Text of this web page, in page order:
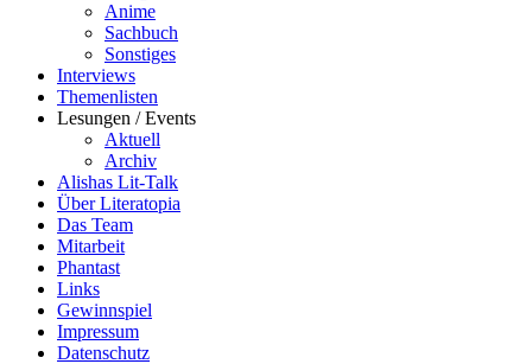
Anime
Sachbuch
Sonstiges
Interviews
Themenlisten
Lesungen / Events
Aktuell
Archiv
Alishas Lit-Talk
Über Literatopia
Das Team
Mitarbeit
Phantast
Links
Gewinnspiel
Impressum
Datenschutz